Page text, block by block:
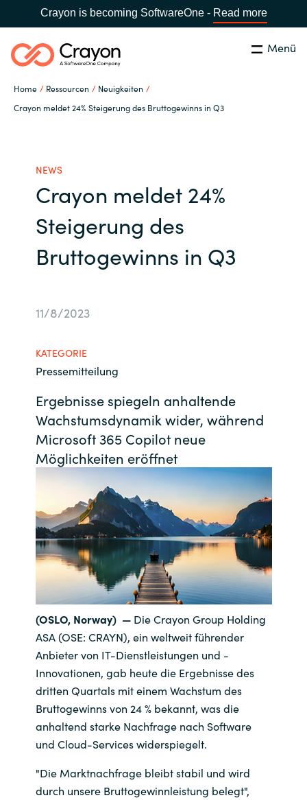
Crayon is becoming SoftwareOne - Read more
Menü
Home Ressourcen
Neuigkeiten
Crayon meldet 24% Steigerung des Bruttogewinns in Q3
Global site
Africa
Australia
Denmark
Estonia
Finland
France
Germany
Hungary
Iceland
India
Indonesia
Kingdom of Saudi Arabia
Kuwait
Latvia
Suchen Schließen
Unsere Expertise
Ressourcen
IT Campus - Customer Trainings
Karriere
Channel Partner
NEWS
Crayon meldet 24%
Steigerung des
Bruttogewinns in Q3
11/8/2023
KATEGORIE
Pressemitteilung
Ergebnisse spiegeln anhaltende
Wachstumsdynamik wider, während
Microsoft 365 Copilot neue
Möglichkeiten eröffnet
(OSLO, Norway) — Die Crayon Group Holding
ASA (OSE: CRAYN), ein weltweit führender
Anbieter von IT-Dienstleistungen und -
Innovationen, gab heute die Ergebnisse des
dritten Quartals mit einem Wachstum des
Bruttogewinns von 24 % bekannt, was die
anhaltend starke Nachfrage nach Software
und Cloud-Services widerspiegelt.
"Die Marktnachfrage bleibt stabil und wird
durch unsere Bruttogewinnleistung belegt",